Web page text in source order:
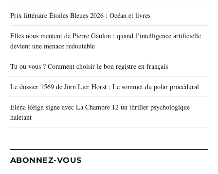
Prix littéraire Étoiles Bleues 2026 : Océan et livres
Elles nous mentent de Pierre Gaulon : quand l’intelligence artificielle
devient une menace redoutable
Tu ou vous ? Comment choisir le bon registre en français
Le dossier 1569 de Jörn Lier Horst : Le sommet du polar procédural
Elena Reign signe avec La Chambre 12 un thriller psychologique
haletant
ABONNEZ-VOUS